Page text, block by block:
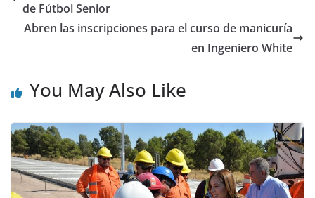
de Fútbol Senior
Abren las inscripciones para el curso de manicuría
en Ingeniero White
You May Also Like